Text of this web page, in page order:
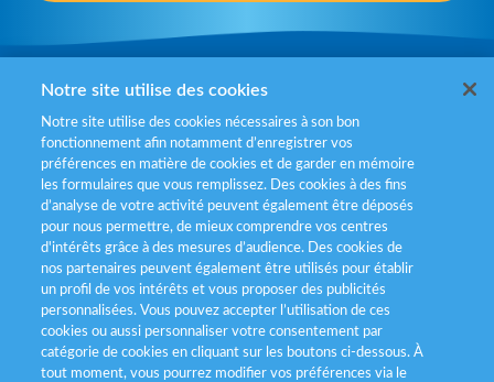
Mentions légales
Politiques de gestion des cookies
Politique données personnelles
Services consommateurs
Déclaration d’accessibilité
Notre site utilise des cookies
Notre site utilise des cookies nécessaires à son bon
fonctionnement afin notamment d’enregistrer vos
préférences en matière de cookies et de garder en mémoire
les formulaires que vous remplissez. Des cookies à des fins
d’analyse de votre activité peuvent également être déposés
pour nous permettre, de mieux comprendre vos centres
d'intérêts grâce à des mesures d’audience. Des cookies de
nos partenaires peuvent également être utilisés pour établir
un profil de vos intérêts et vous proposer des publicités
personnalisées. Vous pouvez accepter l’utilisation de ces
cookies ou aussi personnaliser votre consentement par
catégorie de cookies en cliquant sur les boutons ci-dessous. À
tout moment, vous pourrez modifier vos préférences via le